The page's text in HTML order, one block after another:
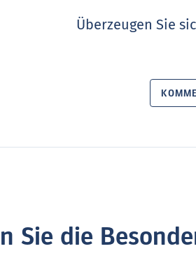
Überzeugen Sie
Sie die